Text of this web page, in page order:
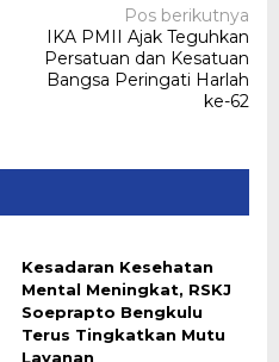
Pos berikutnya
IKA PMII Ajak Teguhkan
Persatuan dan Kesatuan
Bangsa Peringati Harlah
ke-62
Kesadaran Kesehatan
Mental Meningkat, RSKJ
Soeprapto Bengkulu
Terus Tingkatkan Mutu
Layanan